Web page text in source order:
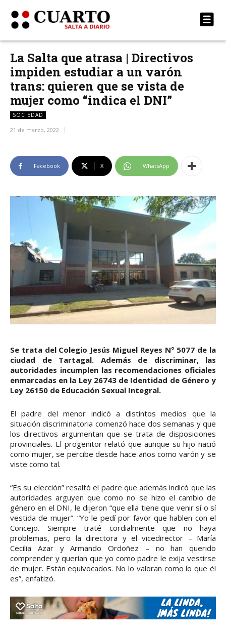
La Salta que atrasa | Directivos
impiden estudiar a un varón
trans: quieren que se vista de
mujer como “indica el DNI”
SOCIEDAD
21 de marzo, 2022
Facebook X WhatsApp
Se trata del Colegio Jesús Miguel Reyes N° 5077 de la
ciudad de Tartagal. Además de discriminar, las
autoridades incumplen las recomendaciones oficiales
enmarcadas en la Ley 26743 de Identidad de Género y
Ley 26150 de Educación Sexual Integral.
El padre del menor indicó a distintos medios que la
situación discriminatoria comenzó hace dos semanas y que
los directivos argumentan que se trata de disposiciones
provinciales. El progenitor relató que aunque su hijo nació
como mujer, se percibe desde hace años como varón y se
viste como tal.
“Es su elección” resaltó el padre que además indicó que las
autoridades arguyen que como no se hizo el cambio de
género en el DNI, le dijeron “que ella tiene que venir sí o sí
vestida de mujer”. “Yo le pedí por favor que hablen con el
Concejo. Siempre traté cordialmente que no haya
problemas, pero la directora y el vicedirector – María
Cecilia Azar y Armando Ordoñez – no han querido
comprender y querían que yo como padre le exija vestirse
de mujer. Están equivocados. No lo valoran como lo que él
es”, enfatizó.